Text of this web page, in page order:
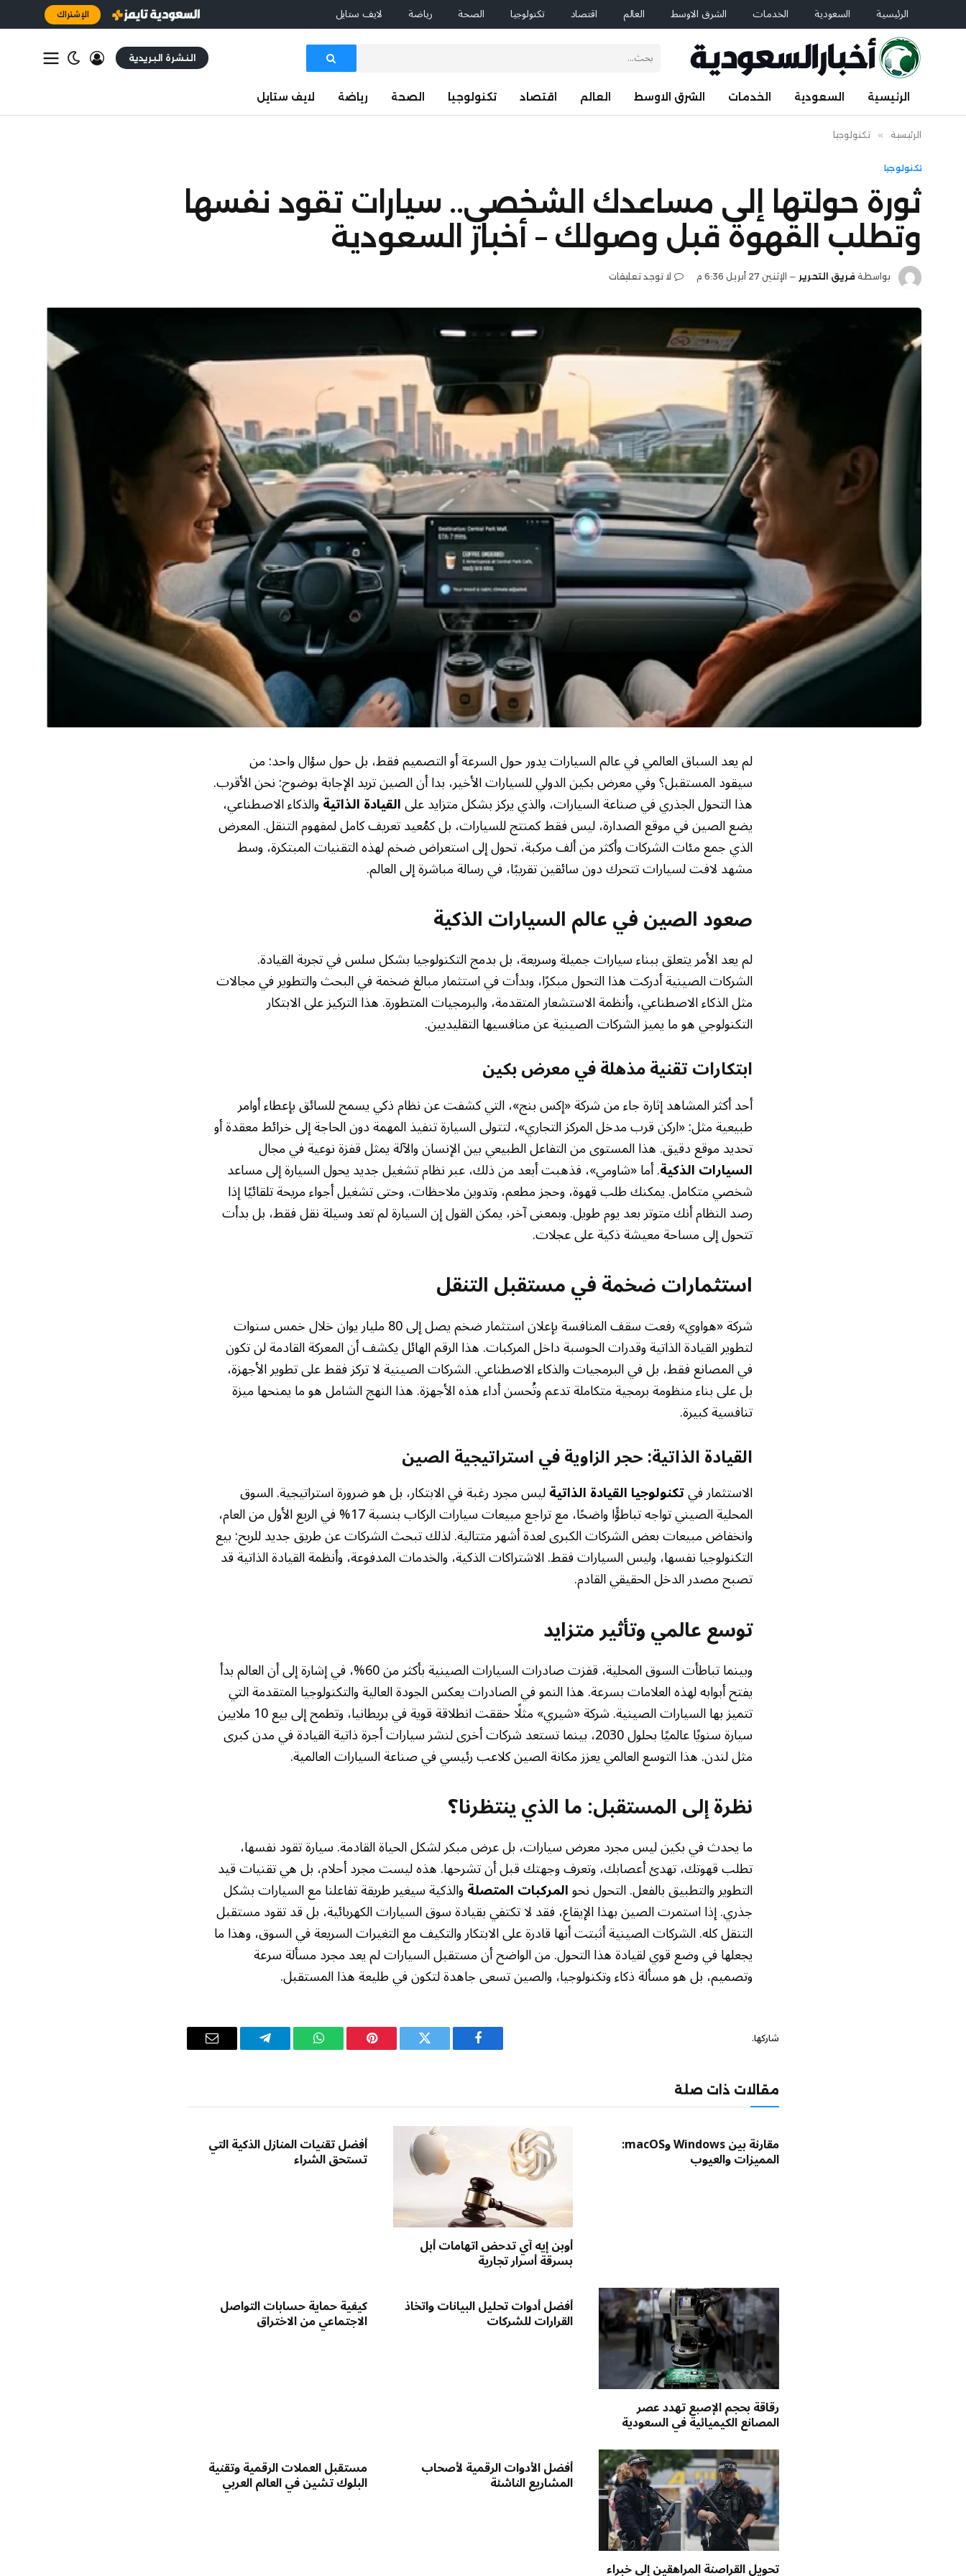
الرئيسية السعودية الخدمات الشرق الاوسط العالم اقتصاد تكنولوجيا الصحة رياضة لايف ستايل الإشتراك
النشرة البريدية
الرئيسية السعودية الخدمات الشرق الاوسط العالم اقتصاد تكنولوجيا الصحة رياضة لايف ستايل
الرئيسية » تكنولوجيا
تكنولوجيا
ثورة حولتها إلى مساعدك الشخصي.. سيارات تقود نفسها
وتطلب القهوة قبل وصولك – أخبار السعودية
بواسطة فريق التحرير الإثنين 27 أبريل 6:36 م لا توجد تعليقات
لم يعد السباق العالمي في عالم السيارات يدور حول السرعة أو التصميم فقط، بل حول سؤال واحد: من
سيقود المستقبل؟ وفي معرض بكين الدولي للسيارات الأخير، بدا أن الصين تريد الإجابة بوضوح: نحن الأقرب.
هذا التحول الجذري في صناعة السيارات، والذي يركز بشكل متزايد علىالقيادة الذاتيةوالذكاء الاصطناعي،
يضع الصين في موقع الصدارة، ليس فقط كمنتج للسيارات، بل كمُعيد تعريف كامل لمفهوم التنقل. المعرض
الذي جمع مئات الشركات وأكثر من ألف مركبة، تحول إلى استعراض ضخم لهذه التقنيات المبتكرة، وسط
مشهد لافت لسيارات تتحرك دون سائقين تقريبًا، في رسالة مباشرة إلى العالم.
صعود الصين في عالم السيارات الذكية
لم يعد الأمر يتعلق ببناء سيارات جميلة وسريعة، بل بدمج التكنولوجيا بشكل سلس في تجربة القيادة.
الشركات الصينية أدركت هذا التحول مبكرًا، وبدأت في استثمار مبالغ ضخمة في البحث والتطوير في مجالات
مثل الذكاء الاصطناعي، وأنظمة الاستشعار المتقدمة، والبرمجيات المتطورة. هذا التركيز على الابتكار
التكنولوجي هو ما يميز الشركات الصينية عن منافسيها التقليديين.
ابتكارات تقنية مذهلة في معرض بكين
أحد أكثر المشاهد إثارة جاء من شركة «إكس بنج»، التي كشفت عن نظام ذكي يسمح للسائق بإعطاء أوامر
طبيعية مثل: «اركن قرب مدخل المركز التجاري»، لتتولى السيارة تنفيذ المهمة دون الحاجة إلى خرائط معقدة أو
تحديد موقع دقيق. هذا المستوى من التفاعل الطبيعي بين الإنسان والآلة يمثل قفزة نوعية في مجال
السيارات الذكية. أما «شاومي»، فذهبت أبعد من ذلك، عبر نظام تشغيل جديد يحول السيارة إلى مساعد
شخصي متكامل. يمكنك طلب قهوة، وحجز مطعم، وتدوين ملاحظات، وحتى تشغيل أجواء مريحة تلقائيًا إذا
رصد النظام أنك متوتر بعد يوم طويل. وبمعنى آخر، يمكن القول إن السيارة لم تعد وسيلة نقل فقط، بل بدأت
تتحول إلى مساحة معيشة ذكية على عجلات.
استثمارات ضخمة في مستقبل التنقل
شركة «هواوي» رفعت سقف المنافسة بإعلان استثمار ضخم يصل إلى 80 مليار يوان خلال خمس سنوات
لتطوير القيادة الذاتية وقدرات الحوسبة داخل المركبات. هذا الرقم الهائل يكشف أن المعركة القادمة لن تكون
في المصانع فقط، بل في البرمجيات والذكاء الاصطناعي. الشركات الصينية لا تركز فقط على تطوير الأجهزة،
بل على بناء منظومة برمجية متكاملة تدعم وتُحسن أداء هذه الأجهزة. هذا النهج الشامل هو ما يمنحها ميزة
تنافسية كبيرة.
القيادة الذاتية: حجر الزاوية في استراتيجية الصين
الاستثمار فيتكنولوجيا القيادة الذاتيةليس مجرد رغبة في الابتكار، بل هو ضرورة استراتيجية. السوق
المحلية الصيني تواجه تباطؤًا واضحًا، مع تراجع مبيعات سيارات الركاب بنسبة 17% في الربع الأول من العام،
وانخفاض مبيعات بعض الشركات الكبرى لعدة أشهر متتالية. لذلك تبحث الشركات عن طريق جديد للربح: بيع
التكنولوجيا نفسها، وليس السيارات فقط. الاشتراكات الذكية، والخدمات المدفوعة، وأنظمة القيادة الذاتية قد
تصبح مصدر الدخل الحقيقي القادم.
توسع عالمي وتأثير متزايد
وبينما تباطأت السوق المحلية، قفزت صادرات السيارات الصينية بأكثر من 60%، في إشارة إلى أن العالم بدأ
يفتح أبوابه لهذه العلامات بسرعة. هذا النمو في الصادرات يعكس الجودة العالية والتكنولوجيا المتقدمة التي
تتميز بها السيارات الصينية. شركة «شيري» مثلًا حققت انطلاقة قوية في بريطانيا، وتطمح إلى بيع 10 ملايين
سيارة سنويًا عالميًا بحلول 2030، بينما تستعد شركات أخرى لنشر سيارات أجرة ذاتية القيادة في مدن كبرى
مثل لندن. هذا التوسع العالمي يعزز مكانة الصين كلاعب رئيسي في صناعة السيارات العالمية.
نظرة إلى المستقبل: ما الذي ينتظرنا؟
ما يحدث في بكين ليس مجرد معرض سيارات، بل عرض مبكر لشكل الحياة القادمة. سيارة تقود نفسها،
تطلب قهوتك، تهدئ أعصابك، وتعرف وجهتك قبل أن تشرحها. هذه ليست مجرد أحلام، بل هي تقنيات قيد
التطوير والتطبيق بالفعل. التحول نحوالمركبات المتصلةوالذكية سيغير طريقة تفاعلنا مع السيارات بشكل
جذري. إذا استمرت الصين بهذا الإيقاع، فقد لا تكتفي بقيادة سوق السيارات الكهربائية، بل قد تقود مستقبل
التنقل كله. الشركات الصينية أثبتت أنها قادرة على الابتكار والتكيف مع التغيرات السريعة في السوق، وهذا ما
يجعلها في وضع قوي لقيادة هذا التحول. من الواضح أن مستقبل السيارات لم يعد مجرد مسألة سرعة
وتصميم، بل هو مسألة ذكاء وتكنولوجيا، والصين تسعى جاهدة لتكون في طليعة هذا المستقبل.
شاركها.
فيسبوك تويتر بينتيريستواتساب تيلقرام
البريد
مقالات ذات صلة
مقارنة بين Windows وmacOS:
المميزات والعيوب
أوبن إيه آي تدحض اتهامات أبل
بسرقة أسرار تجارية
أفضل تقنيات المنازل الذكية التي
تستحق الشراء
رقاقة بحجم الإصبع تهدد عصر
المصانع الكيميائية في السعودية
أفضل أدوات تحليل البيانات واتخاذ
القرارات للشركات
كيفية حماية حسابات التواصل
الاجتماعي من الاختراق
تحويل القراصنة المراهقين إلى خبراء
أفضل الأدوات الرقمية لأصحاب
المشاريع الناشئة
مستقبل العملات الرقمية وتقنية
البلوك تشين في العالم العربي